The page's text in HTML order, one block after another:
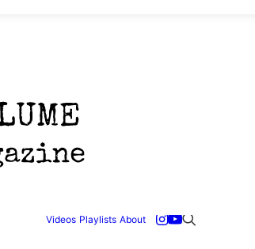
Videos Playlists About